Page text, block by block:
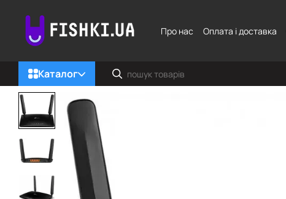
Про нас
Оплата і доставка
Каталог